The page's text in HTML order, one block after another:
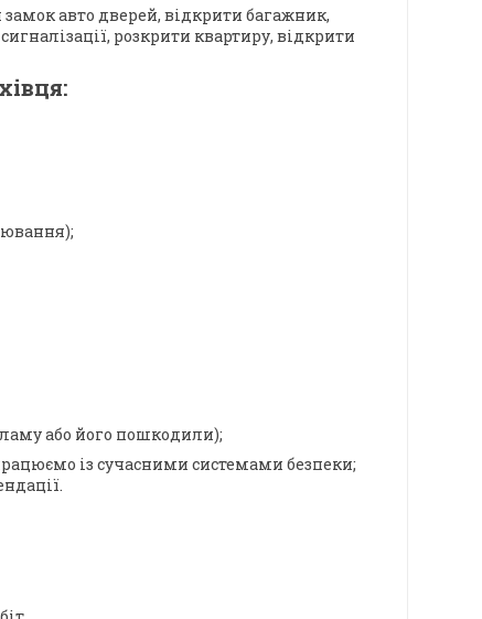
авто дверей, відкрити багажник,
розкрити квартиру, відкрити
або його пошкодили);
із сучасними системами безпеки;